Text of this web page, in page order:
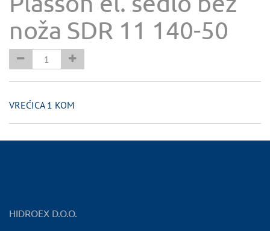
noža SDR 11 140-50
VREĆICA 1 KOM
HIDROEX D.O.O.